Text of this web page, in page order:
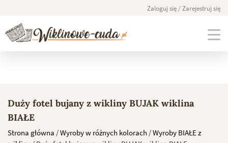
content
Zaloguj się / Zarejestruj się
Duży fotel bujany z wikliny BUJAK wiklina
BIAŁE
Strona główna /Wyroby w różnych kolorach /Wyroby BIAŁE z